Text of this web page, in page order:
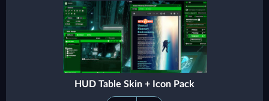
HUD Table Skin + Icon Pack